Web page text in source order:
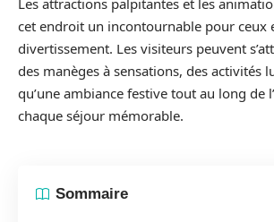
Les attractions palpitantes et les
cet endroit un incontournable pour ceux
divertissement. Les visiteurs peuvent
des manèges à sensations, des activités
qu’une ambiance festive tout au long de
chaque séjour mémorable.
Sommaire